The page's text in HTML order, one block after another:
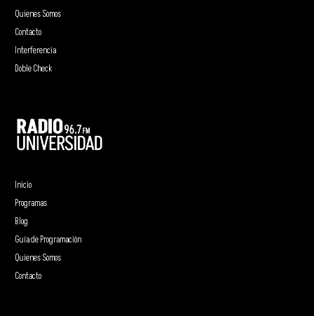
Quienes Somos
Contacto
Interferencia
Doble Check
Inicio
Programas
Blog
Guía de Programación
Quienes Somos
Contacto